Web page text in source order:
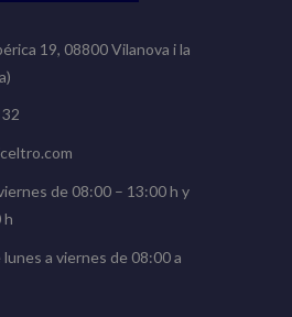
19, 08800 Vilanova i la
de 08:00 – 13:00 h y
h
a viernes de 08:00 a